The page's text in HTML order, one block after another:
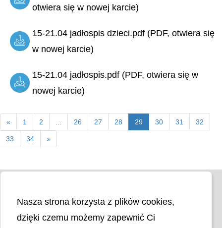
otwiera się w nowej karcie)
15-21.04 jadłospis dzieci.pdf (PDF, otwiera się
w nowej karcie)
15-21.04 jadłospis.pdf (PDF, otwiera się w
nowej karcie)
« 1 2 ... 26 27 28 29 30 31 32
33 34 »
Nasza strona korzysta z plików cookies,
dzięki czemu możemy zapewnić Ci